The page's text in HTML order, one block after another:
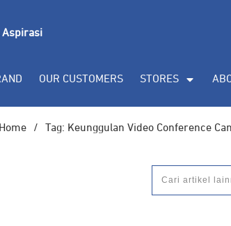
Aspirasi
OUR CUSTOMERS STORES
Home / Tag: Keunggulan Video Conference